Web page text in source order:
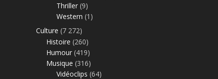
Thriller (9)
Western (1)
Culture (7 272)
Histoire (260)
Humour (419)
Musique (316)
Vidéoclips (64)